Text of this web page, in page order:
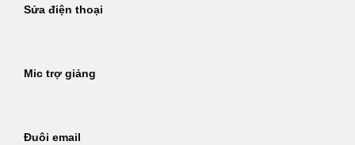
Sửa điện thoại
Mic trợ giảng
Đuôi email